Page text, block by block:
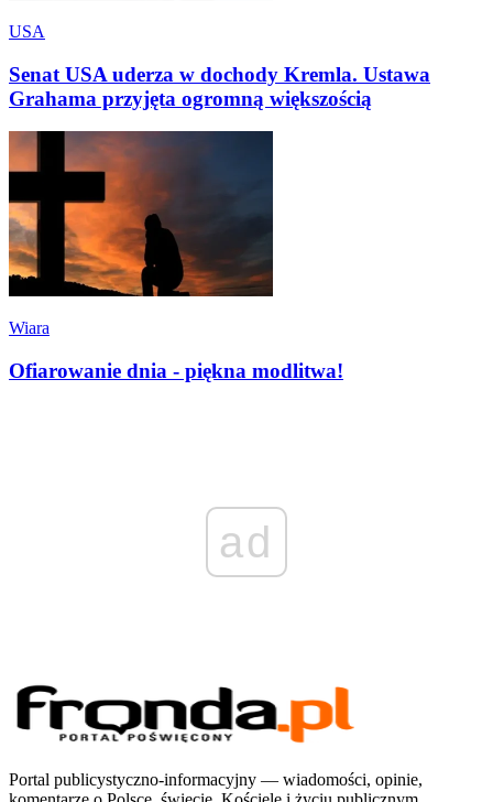
USA
Senat USA uderza w dochody Kremla. Ustawa
Grahama przyjęta ogromną większością
Wiara
Ofiarowanie dnia - piękna modlitwa!
ad
Portal publicystyczno-informacyjny — wiadomości, opinie,